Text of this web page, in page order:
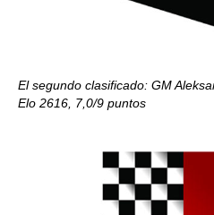
El segundo clasificado: GM
Elo 2616, 7,0/9 puntos